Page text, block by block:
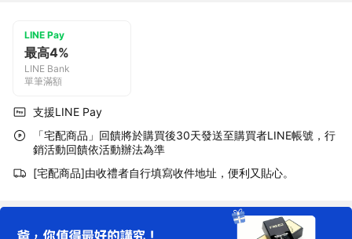
LINE Pay
最高4%
LINE Bank
單筆滿額
支援LINE Pay
「宅配商品」回饋將於購買後30天發送至購買者LINE帳號，行
銷活動回饋依活動辦法為準
[宅配商品]由收禮者自行填寫收件地址，便利又貼心。